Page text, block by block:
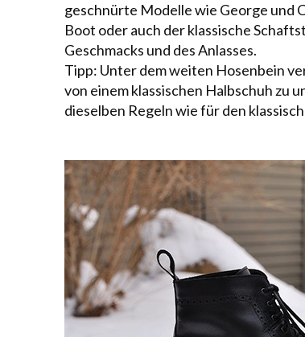
geschnürte Modelle wie George und
Boot oder auch der klassische
Geschmacks und des Anlasses.
Tipp: Unter dem weiten Hosenbein
von einem klassischen Halbschuh zu
dieselben Regeln wie für den